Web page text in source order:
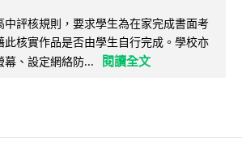
中評核規則，要求學生為在家完成書面考
此核實作品是否由學生自行完成。學校亦
幕、設定網絡防...
閱讀全文